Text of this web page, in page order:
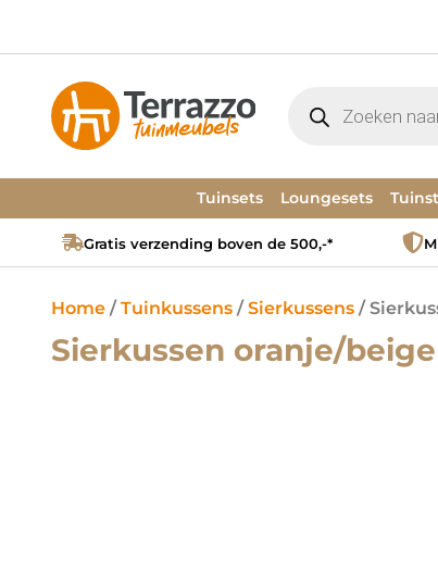
Tuinsets Loungesets
Gratis verzending boven de 500,-*
Home /Tuinkussens /Sierkussens /
Sierkussen oranje/